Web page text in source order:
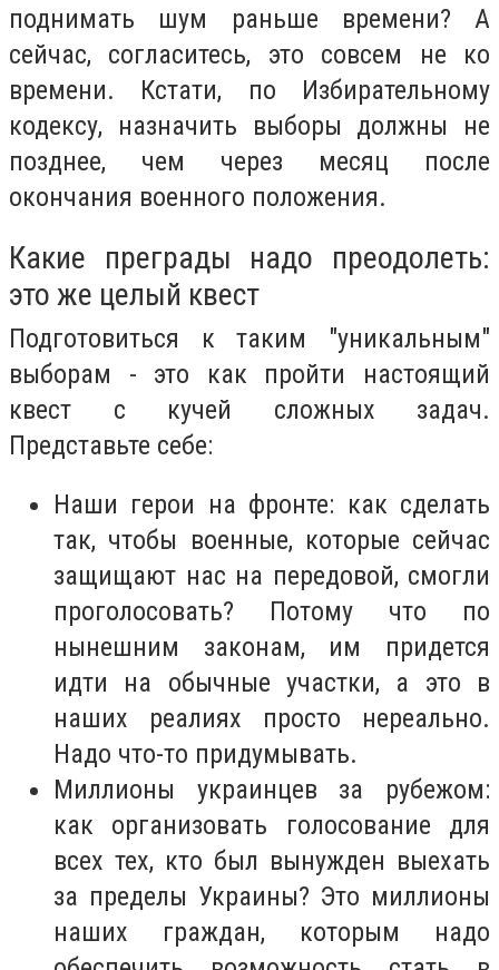
поднимать шум раньше времени? А
сейчас, согласитесь, это совсем не ко
времени. Кстати, по Избирательному
кодексу, назначить выборы должны не
позднее, чем через месяц после
окончания военного положения.
Какие преграды надо преодолеть:
это же целый квест
Подготовиться к таким "уникальным"
выборам - это как пройти настоящий
квест с кучей сложных задач.
Представьте себе:
Наши герои на фронте: как сделать
так, чтобы военные, которые сейчас
защищают нас на передовой, смогли
проголосовать? Потому что по
нынешним законам, им придется
идти на обычные участки, а это в
наших реалиях просто нереально.
Надо что-то придумывать.
Миллионы украинцев за рубежом:
как организовать голосование для
всех тех, кто был вынужден выехать
за пределы Украины? Это миллионы
наших граждан, которым надо